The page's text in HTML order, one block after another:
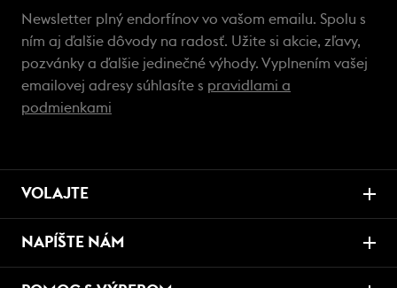
Newsletter plný endorfínov vo vašom emailu. Spolu s
ním aj ďalšie dôvody na radosť. Užite si akcie, zľavy,
pozvánky a ďalšie jedinečné výhody. Vyplnením vašej
emailovej adresy súhlasíte s pravidlami a
podmienkami
VOLAJTE
NAPÍŠTE NÁM